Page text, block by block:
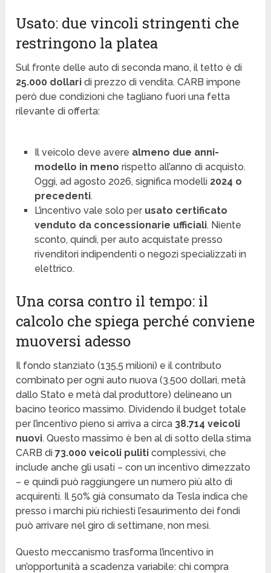
Usato: due vincoli stringenti che
restringono la platea
Sul fronte delle auto di seconda mano, il tetto è di
25.000 dollari di prezzo di vendita. CARB impone
però due condizioni che tagliano fuori una fetta
rilevante di offerta:
Il veicolo deve avere almeno due anni-
modello in meno rispetto all’anno di acquisto.
Oggi, ad agosto 2026, significa modelli 2024 o
precedenti.
L’incentivo vale solo per usato certificato
venduto da concessionarie ufficiali. Niente
sconto, quindi, per auto acquistate presso
rivenditori indipendenti o negozi specializzati in
elettrico.
Una corsa contro il tempo: il
calcolo che spiega perché conviene
muoversi adesso
Il fondo stanziato (135,5 milioni) e il contributo
combinato per ogni auto nuova (3.500 dollari, metà
dallo Stato e metà dal produttore) delineano un
bacino teorico massimo. Dividendo il budget totale
per l’incentivo pieno si arriva a circa 38.714 veicoli
nuovi. Questo massimo è ben al di sotto della stima
CARB di73.000 veicoli puliti complessivi, che
include anche gli usati – con un incentivo dimezzato
– e quindi può raggiungere un numero più alto di
acquirenti. Il 50% già consumato da Tesla indica che
presso i marchi più richiesti l’esaurimento dei fondi
può arrivare nel giro di settimane, non mesi.
Questo meccanismo trasforma l’incentivo in
un’opportunità a scadenza variabile: chi compra